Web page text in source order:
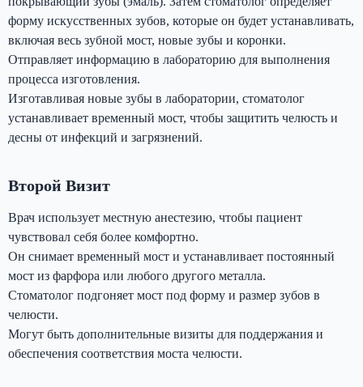
форму искусственных зубов, которые он будет устанавливать,
включая весь зубной мост, новые зубы и коронки.
Отправляет информацию в лабораторию для выполнения
процесса изготовления.
Изготавливая новые зубы в лаборатории, стоматолог
устанавливает временный мост, чтобы защитить челюсть и
десны от инфекций и загрязнений.
Второй Визит
Врач использует местную анестезию, чтобы пациент
чувствовал себя более комфортно.
Он снимает временный мост и устанавливает постоянный
мост из фарфора или любого другого металла.
Стоматолог подгоняет мост под форму и размер зубов в
челюсти.
Могут быть дополнительные визиты для поддержания и
обеспечения соответствия моста челюсти.